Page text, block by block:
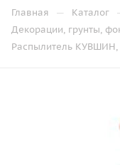
Главная — Каталог
Декорации, грунты,
Распылитель КУВШИН,